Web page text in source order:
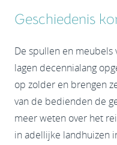
Geschiedenis
De spullen en
lagen decennialang
op zolder en brengen
van de bedienden de
meer weten over het
in adellijke landhuizen